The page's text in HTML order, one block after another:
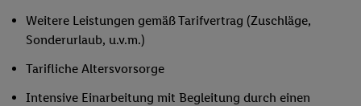
Weitere Leistungen gemäß Tarifvertrag (Zuschläge,
Sonderurlaub, u.v.m.)
Tarifliche Altersvorsorge
Intensive Einarbeitung mit Begleitung durch einen